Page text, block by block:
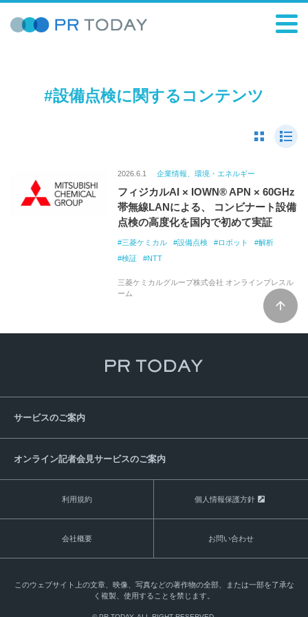
#設備点検に関するコンテンツ
2026.6.1 企業情報、環境・エネルギー
フィジカルAI × IOWN® APN × 60GHz
帯無線LANによる、 コンビナート設備
点検の高度化を国内で初めて実証
三菱ケミカル 設備点検 ロボット
解析
検証
NTT
三菱ケミカルグループ株式会社 オンラインプレスル
ーム
サービスのご案内
オンライン記者会見サービスのご案内
利用規約 個人情報保護方針
会社概要 お問い合わせ
このウェブサイト上の文章、映像、写真などの著作物の全部、または一部を了承な
く複製、使用することを禁じます。